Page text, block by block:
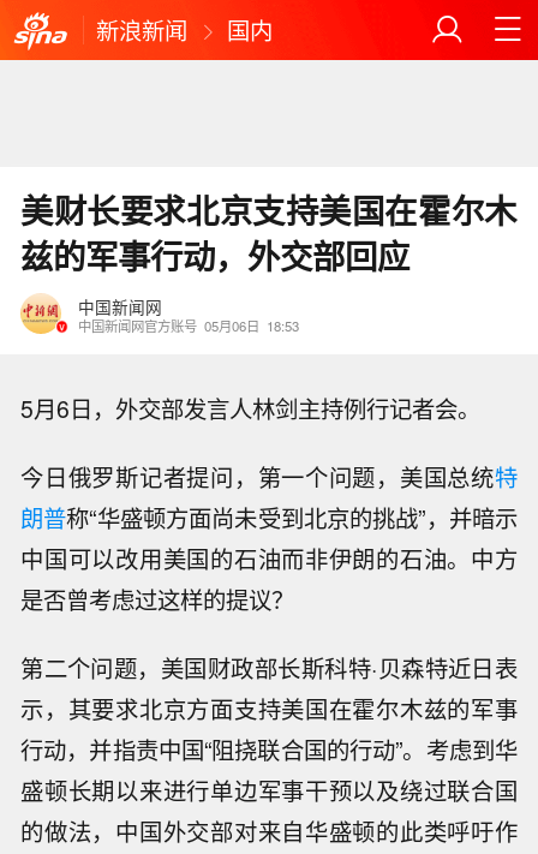
新浪新闻 国内
美财长要求北京支持美国在霍尔木
兹的军事行动，外交部回应
中国新闻网
中国新闻网官方账号 05月06日 18:53
5月6日，外交部发言人林剑主持例行记者会。
今日俄罗斯记者提问，第一个问题，美国总统特
朗普称“华盛顿方面尚未受到北京的挑战”，并暗示
中国可以改用美国的石油而非伊朗的石油。中方
是否曾考虑过这样的提议？
第二个问题，美国财政部长斯科特·贝森特近日表
示，其要求北京方面支持美国在霍尔木兹的军事
行动，并指责中国“阻挠联合国的行动”。考虑到华
盛顿长期以来进行单边军事干预以及绕过联合国
的做法，中国外交部对来自华盛顿的此类呼吁作